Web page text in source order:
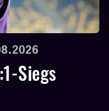
Siegs